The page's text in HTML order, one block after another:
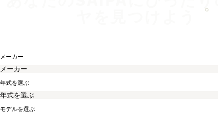
メーカー
年式を選ぶ
モデルを選ぶ